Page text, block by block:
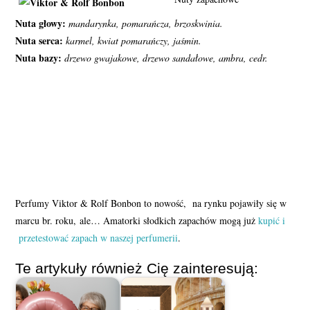
Nuta głowy: mandarynka, pomarańcza, brzoskwinia.
Nuta serca: karmel, kwiat pomarańczy, jaśmin.
Nuta bazy: drzewo gwajakowe, drzewo sandałowe, ambra, cedr.
Perfumy Viktor & Rolf Bonbon to nowość, na rynku pojawiły się w
marcu br. roku, ale… Amatorki słodkich zapachów mogą jużkupić i
przetestować zapach w naszej perfumerii.
Te artykuły również Cię zainteresują: